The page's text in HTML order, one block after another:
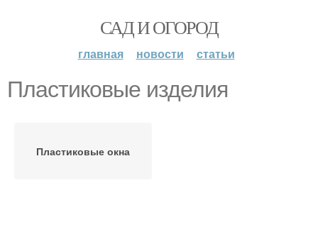
САД И ОГОРОД
главная новости статьи
Пластиковые изделия
Пластиковые окна